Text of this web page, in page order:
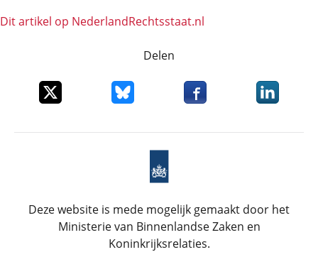
Dit artikel op NederlandRechts­staat.nl
Delen
Deel dit item op XDeel dit item op Bluesky
Deel dit item opDeel dit
Deze website is mede mogelijk gemaakt door het
Ministerie van Binnenlandse Zaken en
Koninkrijksrelaties.